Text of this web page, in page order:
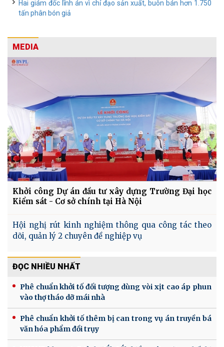
Hai giám đốc lĩnh án vì chỉ đạo sản xuất, buôn bán hơn 1.750
tấn phân bón giả
MEDIA
Khởi công Dự án đầu tư xây dựng Trường Đại học
Kiểm sát - Cơ sở chính tại Hà Nội
Hội nghị rút kinh nghiệm thông qua công tác theo
dõi, quản lý 2 chuyên đề nghiệp vụ
ĐỌC NHIỀU NHẤT
Phê chuẩn khởi tố đối tượng dùng vòi xịt cao áp phun
vào thợ tháo dỡ mái nhà
Phê chuẩn khởi tố thêm bị can trong vụ án truyền bá
văn hóa phẩm đồi trụy